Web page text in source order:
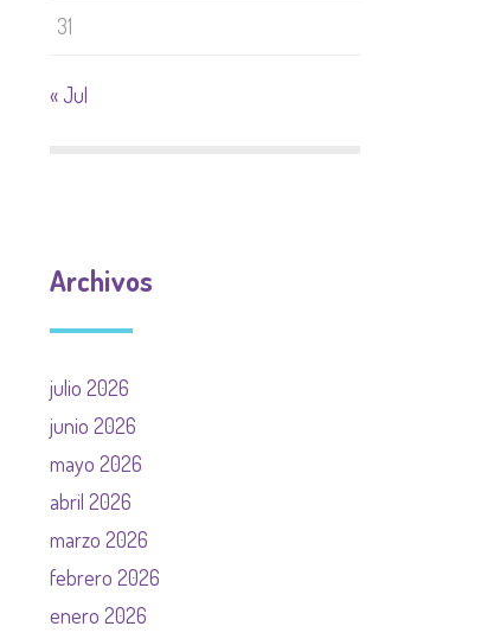
31
« Jul
Archivos
julio 2026
junio 2026
mayo 2026
abril 2026
marzo 2026
febrero 2026
enero 2026